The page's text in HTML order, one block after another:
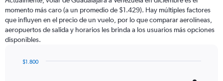
momento más caro (a un promedio de $1.429). Hay múltiples factores
que influyen en el precio de un vuelo, por lo que comparar aerolíneas,
aeropuertos de salida y horarios les brinda a los usuarios más opciones
disponibles.
$1.800